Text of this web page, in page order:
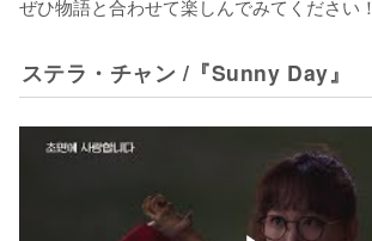
ぜひ物語と合わせて楽しんでみてください！
ステラ・チャン /『Sunny Day』